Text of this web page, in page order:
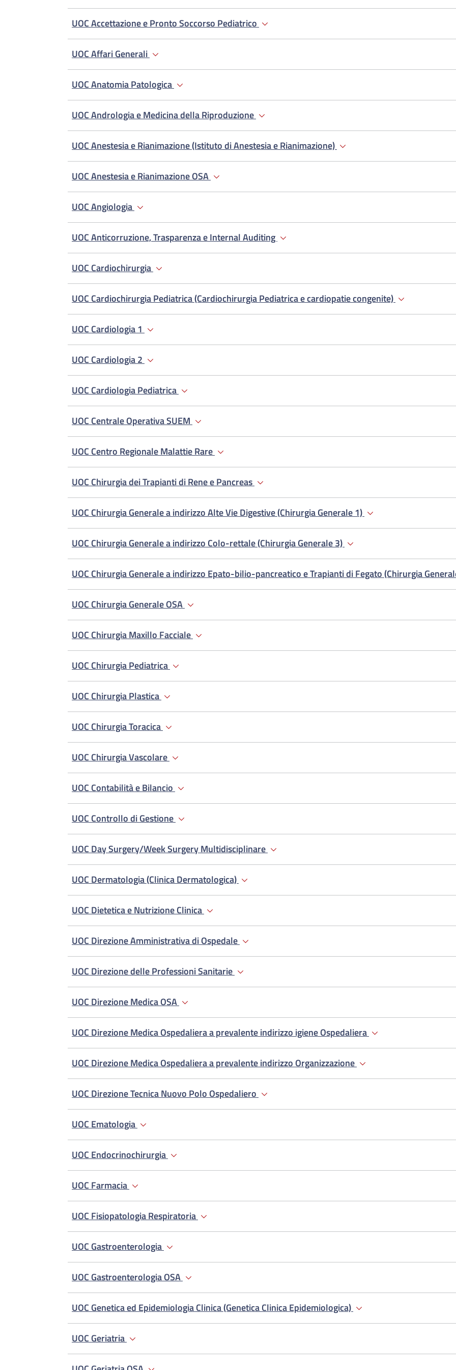
UOC Accettazione e Pronto Soccorso Pediatrico
UOC Affari Generali
UOC Anatomia Patologica
UOC Andrologia e Medicina della Riproduzione
UOC Anestesia e Rianimazione (Istituto di Anestesia e Rianimazione)
UOC Anestesia e Rianimazione OSA
UOC Angiologia
UOC Anticorruzione, Trasparenza e Internal Auditing
UOC Cardiochirurgia
UOC Cardiochirurgia Pediatrica (Cardiochirurgia Pediatrica e cardiopatie congenite)
UOC Cardiologia 1
UOC Cardiologia 2
UOC Cardiologia Pediatrica
UOC Centrale Operativa SUEM
UOC Centro Regionale Malattie Rare
UOC Chirurgia dei Trapianti di Rene e Pancreas
UOC Chirurgia Generale a indirizzo Alte Vie Digestive (Chirurgia Generale 1)
UOC Chirurgia Generale a indirizzo Colo-rettale (Chirurgia Generale 3)
UOC Chirurgia Generale a indirizzo Epato-bilio-pancreatico e Trapianti di Fegato (Chirurgia
UOC Chirurgia Generale OSA
UOC Chirurgia Maxillo Facciale
UOC Chirurgia Pediatrica
UOC Chirurgia Plastica
UOC Chirurgia Toracica
UOC Chirurgia Vascolare
UOC Contabilità e Bilancio
UOC Controllo di Gestione
UOC Day Surgery/Week Surgery Multidisciplinare
UOC Dermatologia (Clinica Dermatologica)
UOC Dietetica e Nutrizione Clinica
UOC Direzione Amministrativa di Ospedale
UOC Direzione delle Professioni Sanitarie
UOC Direzione Medica OSA
UOC Direzione Medica Ospedaliera a prevalente indirizzo igiene Ospedaliera
UOC Direzione Medica Ospedaliera a prevalente indirizzo Organizzazione
UOC Direzione Tecnica Nuovo Polo Ospedaliero
UOC Ematologia
UOC Endocrinochirurgia
UOC Farmacia
UOC Fisiopatologia Respiratoria
UOC Gastroenterologia
UOC Gastroenterologia OSA
UOC Genetica ed Epidemiologia Clinica (Genetica Clinica Epidemiologica)
UOC Geriatria